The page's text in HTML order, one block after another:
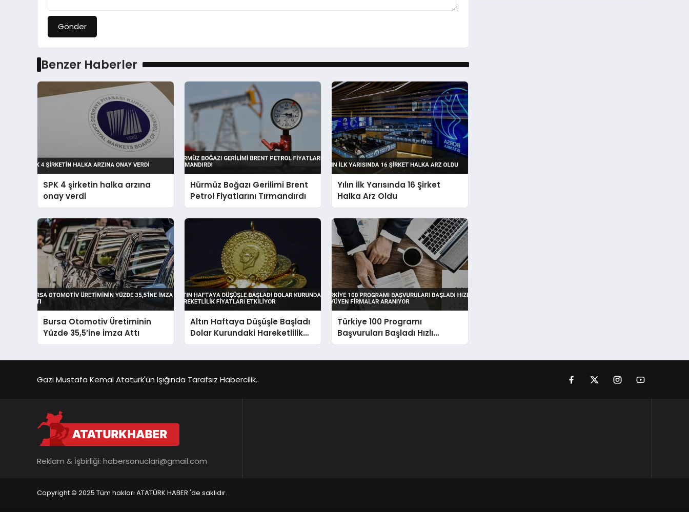
Gönder
Benzer Haberler
SPK 4 şirketin halka arzına
onay verdi
Hürmüz Boğazı Gerilimi Brent
Petrol Fiyatlarını Tırmandırdı
Yılın İlk Yarısında 16 Şirket
Halka Arz Oldu
Bursa Otomotiv Üretiminin
Yüzde 35,5’ine İmza Attı
Altın Haftaya Düşüşle Başladı
Dolar Kurundaki Hareketlilik
Fiyatları Etkiliyor
Türkiye 100 Programı
Başvuruları Başladı Hızlı
Büyüyen Firmalar Aranıyor
Gazi Mustafa Kemal Atatürk'ün Işığında Tarafsız Habercilik..
Reklam & İşbirliği: habersonuclari@gmail.com
Copyright © 2025 Tüm hakları ATATÜRK HABER 'de saklıdır.